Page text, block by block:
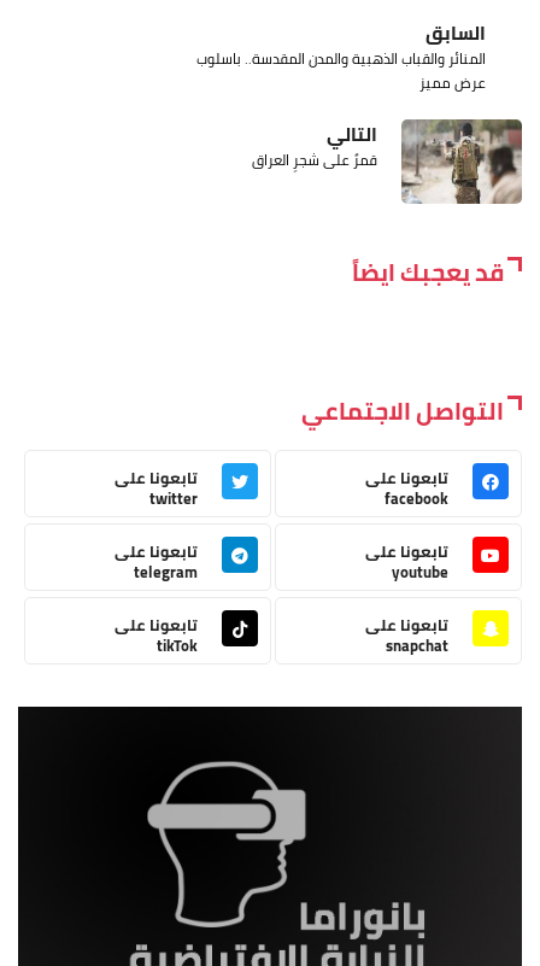
السابق
المنائر والقباب الذهبية والمدن المقدسة.. باسلوب
عرض مميز
التالي
قمرٌ على شجرِ العراق
قد يعجبك ايضاً
التواصل الاجتماعي
تابعونا على
facebook
تابعونا على
twitter
تابعونا على
youtube
تابعونا على
telegram
تابعونا على
snapchat
تابعونا على
tikTok